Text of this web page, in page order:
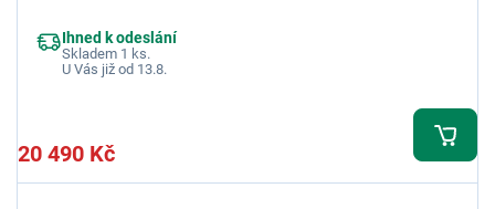
Ihned k odeslání
Skladem 1 ks.
U Vás již od 13.8.
20 490 Kč